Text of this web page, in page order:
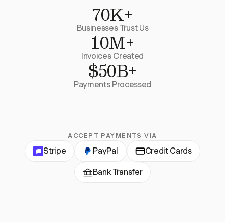
70K+
Businesses Trust Us
10M+
Invoices Created
$50B+
Payments Processed
ACCEPT PAYMENTS VIA
Stripe PayPal Credit Cards
Bank Transfer